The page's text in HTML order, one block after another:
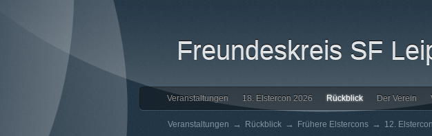
Freundeskreis SF
Veranstaltungen 18. Elstercon 2026 Rückblick Der Verein
Veranstaltungen → Rückblick → Frühere Elstercons → 12.